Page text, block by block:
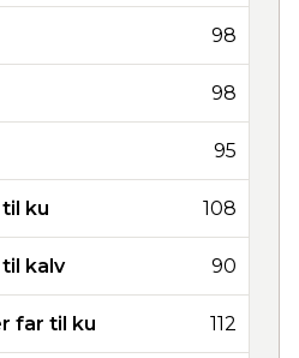
98
98
95
ku 108
kalv 90
far til ku 112